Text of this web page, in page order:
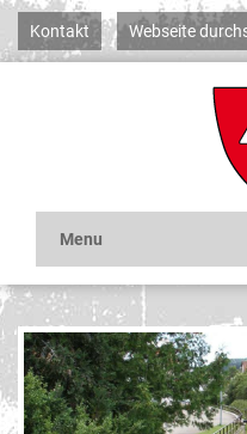
Kontakt Webseite